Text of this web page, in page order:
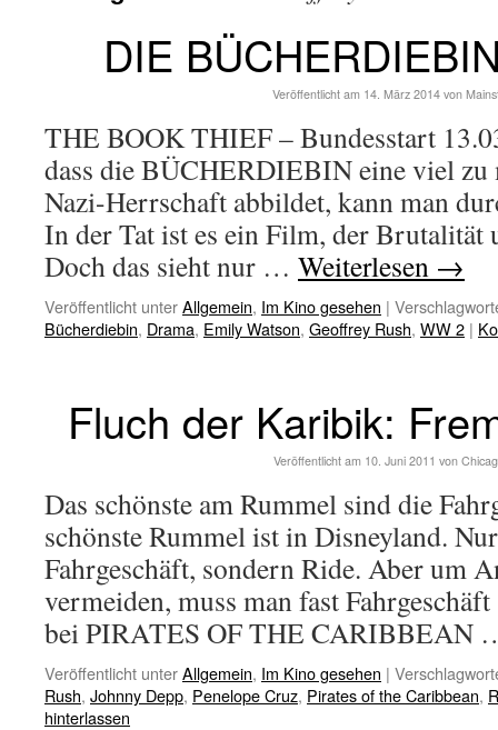
DIE
Veröffentlicht am 14. März 2014 von
THE BOOK THIEF – Bundesstart
dass die BÜCHERDIEBIN eine viel
Nazi-Herrschaft abbildet, kann man
In der Tat ist es ein Film, der
Doch das sieht nur … Weiterlesen →
Veröffentlicht unterAllgemein, Im Kino gesehen |
Bücherdiebin, Drama, Emily Watson, Geoffrey Rush, WW 2 |
Fluch der Karibik:
Veröffentlicht am 10. Juni 2011 von
Das schönste am Rummel sind die
schönste Rummel ist in Disneyland.
Fahrgeschäft, sondern Ride. Aber um
vermeiden, muss man fast
bei PIRATES OF THE
Veröffentlicht unterAllgemein, Im Kino gesehen |
Rush, Johnny Depp, Penelope Cruz, Pirates of the Caribbean,
hinterlassen